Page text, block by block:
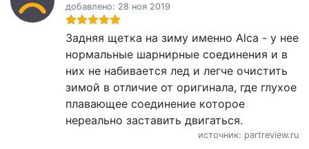
добавлено: 28 ноя 2019
Задняя щетка на зиму именно Alca - у нее
нормальные шарнирные соединения и в
них не набивается лед и легче очистить
зимой в отличие от оригинала, где глухое
плавающее соединение которое
нереально заставить двигаться.
источник: partreview.ru